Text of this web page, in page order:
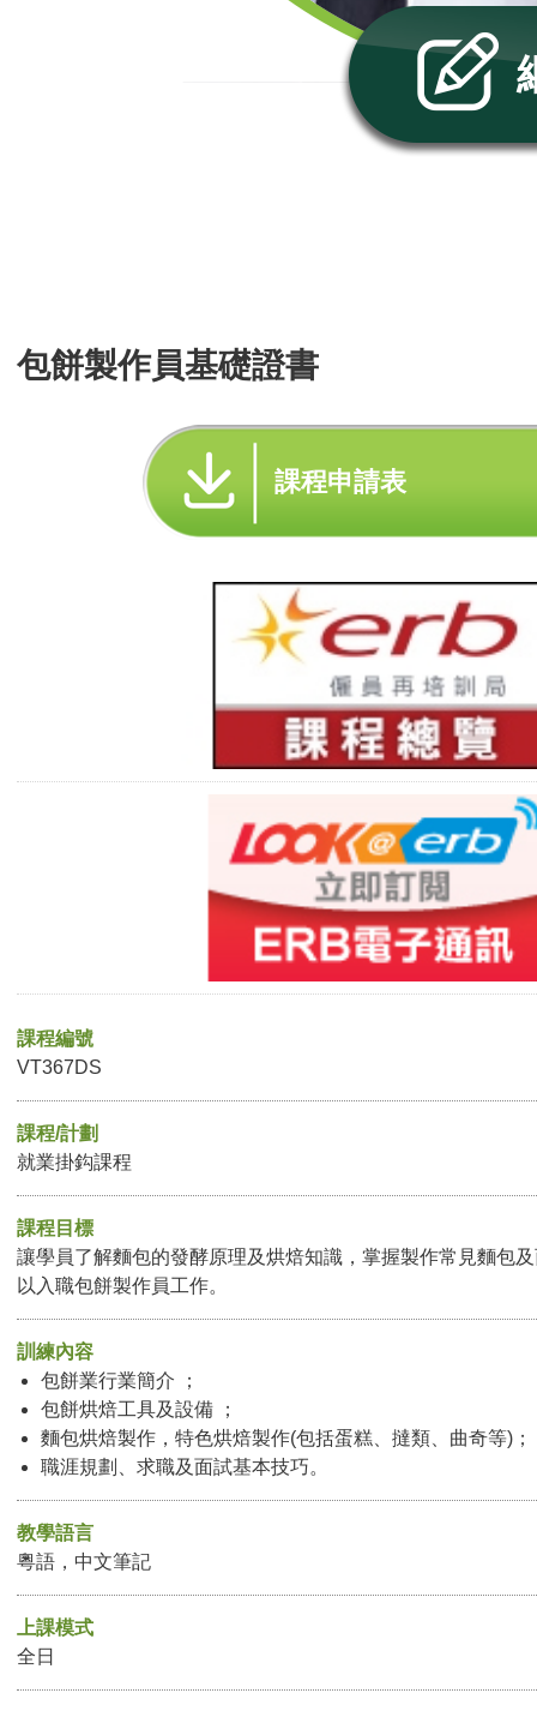
包餅製作員基礎證書
課程申請表
課程編號
VT367DS
課程/計劃
就業掛鈎課程
課程目標
讓學員了解麵包的發酵原理及烘焙知識，掌握製作常見麵包
以入職包餅製作員工作。
訓練內容
包餅業行業簡介 ；
包餅烘焙工具及設備 ；
麵包烘焙製作，特色烘焙製作(包括蛋糕、撻類、曲奇等)；
職涯規劃、求職及面試基本技巧。
教學語言
粵語，中文筆記
上課模式
全日